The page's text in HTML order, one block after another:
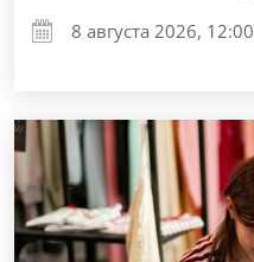
8 августа 2026, 12:00